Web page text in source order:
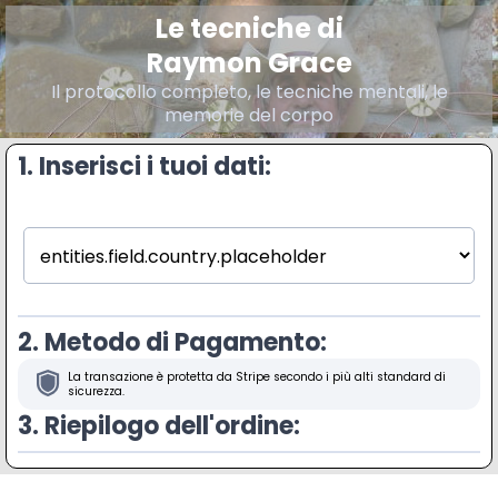
Le tecniche di
Raymon Grace
Il protocollo completo, le tecniche mentali, le
memorie del corpo
1. Inserisci i tuoi dati:
2. Metodo di Pagamento:
La transazione è protetta da Stripe secondo i più alti standard di
sicurezza.
3. Riepilogo dell'ordine: